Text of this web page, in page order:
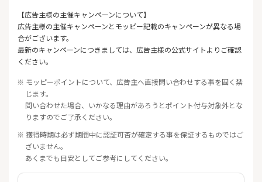
【広告主様の主催キャンペーンについて】
広告主様の主催キャンペーンとモッピー記載のキャンペーンが異なる場
合がございます。
最新のキャンペーンにつきましては、広告主様の公式サイトよりご確認
ください。
※ モッピーポイントについて、広告主へ直接問い合わせする事を固く禁
じます。
問い合わせた場合、いかなる理由があろうとポイント付与対象外とな
りますのでご了承ください。
※ 獲得時期は必ず期間中に認証可否が確定する事を保証するものではご
ざいません。
あくまでも目安としてご参考にしてください。